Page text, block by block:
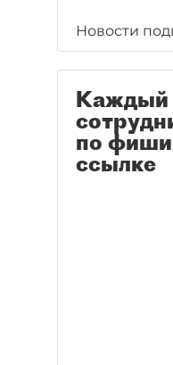
Новости
Каждый
по
ссылке